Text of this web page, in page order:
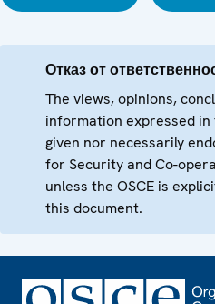
Отказ от
The views, opinions,
information expressed
given nor necessarily
for Security and Co-
unless the OSCE is
this document.